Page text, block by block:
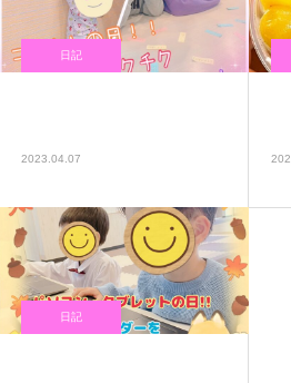
日記
2023.04.07
日記